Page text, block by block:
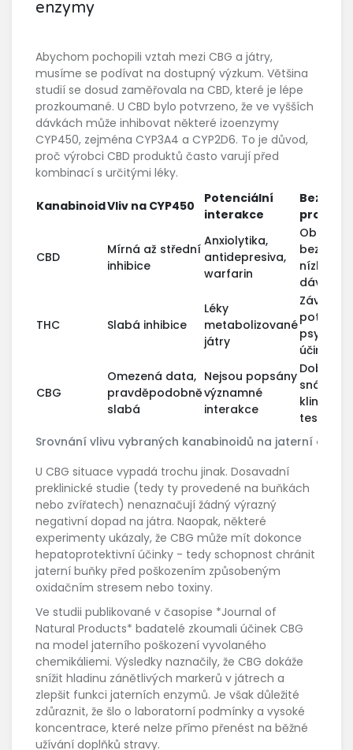
enzymy
Abychom pochopili vztah mezi CBG a játry,
musíme se podívat na dostupný výzkum. Většina
studií se dosud zaměřovala na CBD, které je lépe
prozkoumané. U CBD bylo potvrzeno, že ve vyšších
dávkách může inhibovat některé izoenzymy
CYP450, zejména CYP3A4 a CYP2D6. To je důvod,
proč výrobci CBD produktů často varují před
kombinací s určitými léky.
Srovnání vlivu vybraných kanabinoidů na jaterní
KanabinoidVliv na CYP450
Potenciální
interakce
profil
CBD
Mírná až střední
inhibice
Anxiolytika,
antidepresiva,
warfarin
Obecně
nízkých
dávkách
THC Slabá inhibice
Léky
metabolizované
játry
účinky
CBG
Omezená data,
pravděpodobně
slabá
Nejsou popsány
významné
interakce
Dobře
snášené
testech
U CBG situace vypadá trochu jinak. Dosavadní
preklinické studie (tedy ty provedené na buňkách
nebo zvířatech) nenaznačují žádný výrazný
negativní dopad na játra. Naopak, některé
experimenty ukázaly, že CBG může mít dokonce
hepatoprotektivní účinky - tedy schopnost chránit
jaterní buňky před poškozením způsobeným
oxidačním stresem nebo toxiny.
Ve studii publikované v časopise *Journal of
Natural Products* badatelé zkoumali účinek CBG
na model jaterního poškození vyvolaného
chemikáliemi. Výsledky naznačily, že CBG dokáže
snížit hladinu zánětlivých markerů v játrech a
zlepšit funkci jaterních enzymů. Je však důležité
zdůraznit, že šlo o laboratorní podmínky a vysoké
koncentrace, které nelze přímo přenést na běžné
užívání doplňků stravy.